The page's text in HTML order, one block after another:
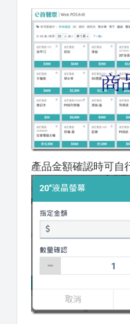
產品金額確認時可自